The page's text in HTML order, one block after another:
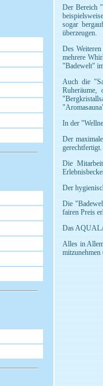
Der Bereich
sogar
überzeugen.
Des
mehrere
"Badewelt"
Auch die
In der
Der
gerechtfertigt.
Die
Der
Die
fairen Preis
Das
Alles in
mitzunehmen